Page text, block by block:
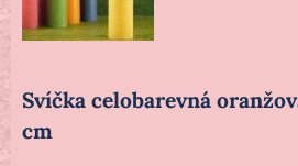
Svíčka celobarevná
cm